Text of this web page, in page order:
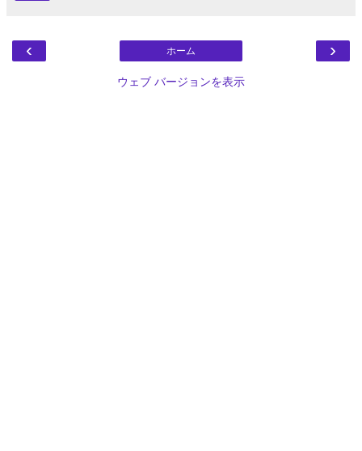
‹ ›
ホーム
ウェブ バージョンを表示